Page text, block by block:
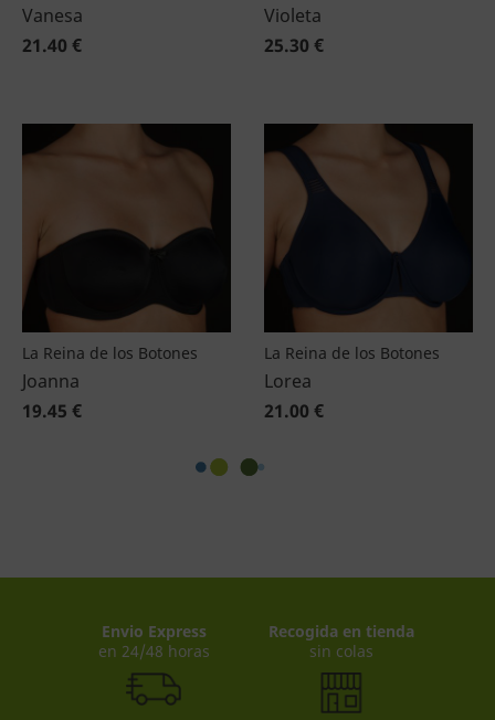
Vanesa
21.40 €
Violeta
25.30 €
La Reina de los Botones
Joanna
19.45 €
La Reina de los Botones
Lorea
21.00 €
Envio Express
en 24/48 horas
Recogida en tienda
sin colas